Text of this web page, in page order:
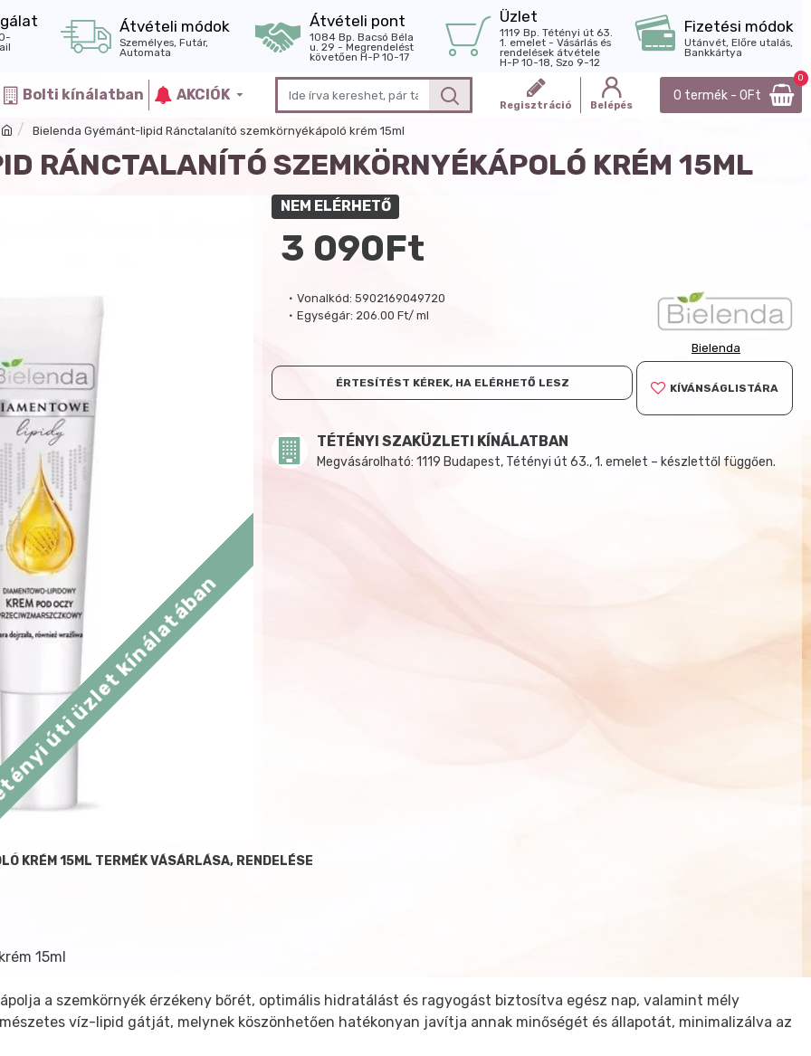
Átvételi módok
Személyes, Futár,
Automata
Átvételi pont
1084 Bp. Bacsó Béla
u. 29 - Megrendelést
követően H-P 10-17
Üzlet
1119 Bp. Tétényi út 63.
1. emelet - Vásárlás és
rendelések átvétele
H-P 10-18, Szo 9-12
Fizetési módok
Utánvét, Előre utalás,
Bankkártya
Bolti kínálatban AKCIÓK
Regisztráció Belépés
0 termék - 0Ft
0
Bielenda Gyémánt-lipid Ránctalanító szemkörnyékápoló krém 15ml
RÁNCTALANÍTÓ SZEMKÖRNYÉKÁPOLÓ KRÉM 15ML
üzlet kínálatában
Vonalkód: 5902169049720
Egységár: 206.00 Ft/ ml
Bielenda
NEM ELÉRHETŐ
3 090Ft
ÉRTESÍTÉST KÉREK, HA ELÉRHETŐ LESZ KÍVÁNSÁGLISTÁRA
TÉTÉNYI SZAKÜZLETI KÍNÁLATBAN
Megvásárolható: 1119 Budapest, Tétényi út 63., 1. emelet – készlettől függően.
KRÉM 15ML TERMÉK VÁSÁRLÁSA, RENDELÉSE
15ml
a szemkörnyék érzékeny bőrét, optimális hidratálást és ragyogást biztosítva egész nap, valamint mély
víz-lipid gátját, melynek köszönhetően hatékonyan javítja annak minőségét és állapotát, minimalizálva az